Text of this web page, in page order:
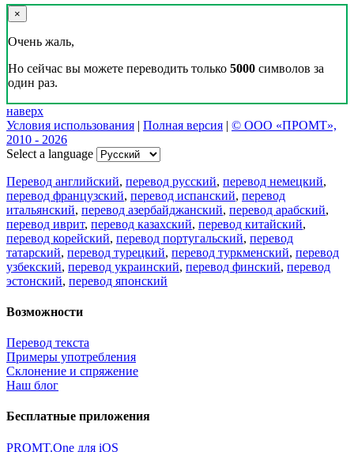
×
Очень жаль,
Но сейчас вы можете переводить только 5000 символов за
один раз.
наверх
Условия использования | Полная версия | © ООО «ПРОМТ»,
2010 - 2026
Select a language
Перевод английский, перевод русский, перевод немецкий,
перевод французский, перевод испанский, перевод
итальянский, перевод азербайджанский, перевод арабский,
перевод иврит, перевод казахский, перевод китайский,
перевод корейский, перевод португальский, перевод
татарский, перевод турецкий, перевод туркменский, перевод
узбекский, перевод украинский, перевод финский, перевод
эстонский, перевод японский
Возможности
Перевод текста
Примеры употребления
Склонение и спряжение
Наш блог
Бесплатные приложения
PROMT.One для iOS